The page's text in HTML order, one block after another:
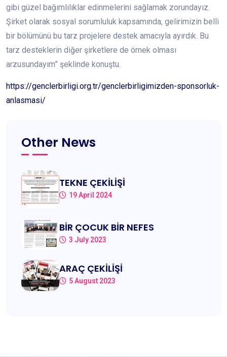
gibi güzel bağımlılıklar edinmelerini sağlamak zorundayız.
Şirket olarak sosyal sorumluluk kapsamında, gelirimizin belli
bir bölümünü bu tarz projelere destek amacıyla ayırdık. Bu
tarz desteklerin diğer şirketlere de örnek olması
arzusundayım” şeklinde konuştu.
https://genclerbirligi.org.tr/genclerbirligimizden-sponsorluk-
anlasmasi/
Other News
TEKNE ÇEKİLİŞİ
19 April 2024
BİR ÇOCUK BİR NEFES
3 July 2023
ARAÇ ÇEKİLİŞİ
5 August 2023